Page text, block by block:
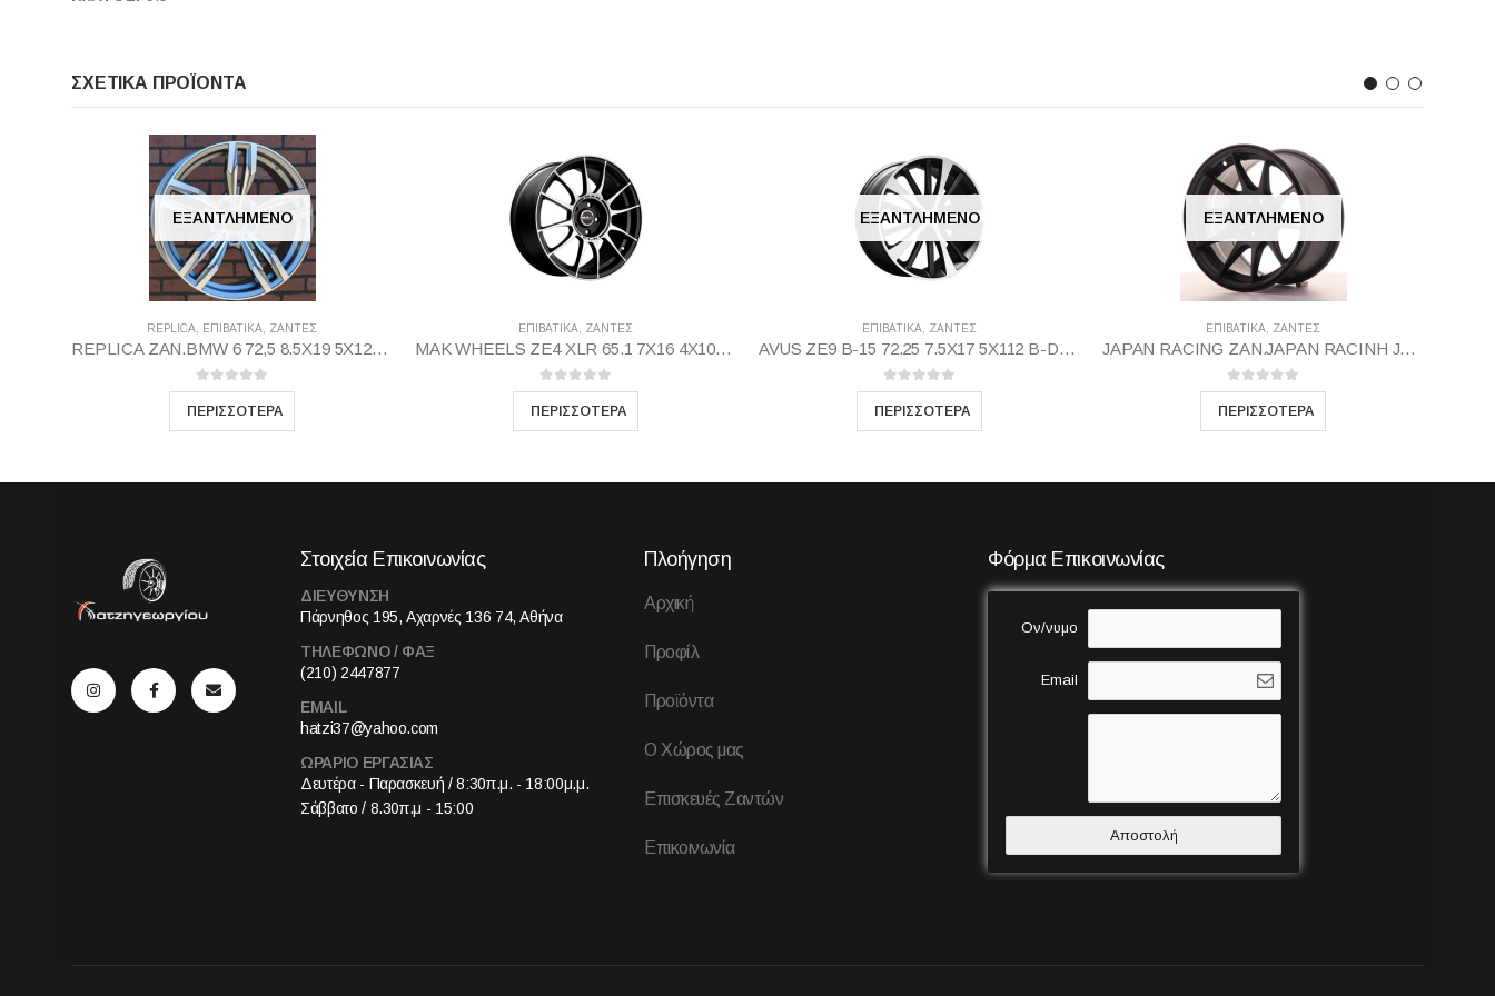
ΣΧΕΤΙΚΆ ΠΡΟΪΌΝΤΑ
ΕΞΑΝΤΛΗΜΈΝΟ
REPLICA ΕΠΙΒΑΤΙΚΑ ΖΆΝΤΕΣ
REPLICA ZAN.BMW 6 72,5 8.5X19 5X120 GP35
0out of 5
ΕΠΙΒΑΤΙΚΑ ΖΆΝΤΕΣ
MAK WHEELS ΖΕ4 XLR 65.1 7Χ16 4Χ108 Β-DI25
0out of 5
ΕΞΑΝΤΛΗΜΈΝΟ
ΕΠΙΒΑΤΙΚΑ ΖΆΝΤΕΣ
AVUS ΖΕ9 Β-15 72.25 7.5Χ17 5Χ112 Β-DI45
0out of 5
ΕΞΑΝΤΛΗΜΈΝΟ
ΕΠΙΒΑΤΙΚΑ ΖΆΝΤΕΣ
JAPAN RACING ZAN.JAPAN RACINH JR11 8.25X17 5X112/114 M-BL35
0out of 5
Στοιχεία Επικοινωνίας
ΔΙΕΥΘΥΝΣΗ
Πάρνηθος 195, Αχαρνές 136 74, Αθήνα
ΤΗΛΕΦΩΝΟ / ΦΑΞ
(210) 2447877
EMAIL
hatzi37@yahoo.com
ΩΡΑΡΙΟ ΕΡΓΑΣΙΑΣ
Δευτέρα - Παρασκευή / 8:30π.μ. - 18:00μ.μ.
Σάββατο / 8.30π.μ - 15:00
Πλοήγηση
Αρχική
Προφίλ
Προϊόντα
Ο Χώρος μας
Επισκευές Ζαντών
Επικοινωνία
Φόρμα Επικοινωνίας
Ον/νυμο
Email
Αποστολή